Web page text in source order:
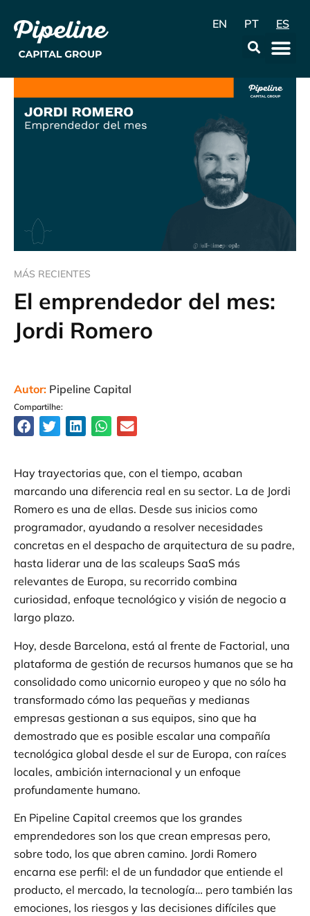
EN PT ES
MÁS RECIENTES
El emprendedor del mes:
Jordi Romero
Autor: Pipeline Capital
Compartilhe:
Hay trayectorias que, con el tiempo, acaban
marcando una diferencia real en su sector. La de Jordi
Romero es una de ellas. Desde sus inicios como
programador, ayudando a resolver necesidades
concretas en el despacho de arquitectura de su padre,
hasta liderar una de las scaleups SaaS más
relevantes de Europa, su recorrido combina
curiosidad, enfoque tecnológico y visión de negocio a
largo plazo.
Hoy, desde Barcelona, está al frente de Factorial, una
plataforma de gestión de recursos humanos que se ha
consolidado como unicornio europeo y que no sólo ha
transformado cómo las pequeñas y medianas
empresas gestionan a sus equipos, sino que ha
demostrado que es posible escalar una compañía
tecnológica global desde el sur de Europa, con raíces
locales, ambición internacional y un enfoque
profundamente humano.
En Pipeline Capital creemos que los grandes
emprendedores son los que crean empresas pero,
sobre todo, los que abren camino. Jordi Romero
encarna ese perfil: el de un fundador que entiende el
producto, el mercado, la tecnología… pero también las
emociones, los riesgos y las decisiones difíciles que